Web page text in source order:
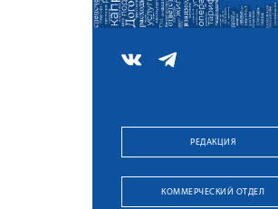
РЕДАКЦИЯ
КОММЕРЧЕСКИЙ ОТДЕЛ